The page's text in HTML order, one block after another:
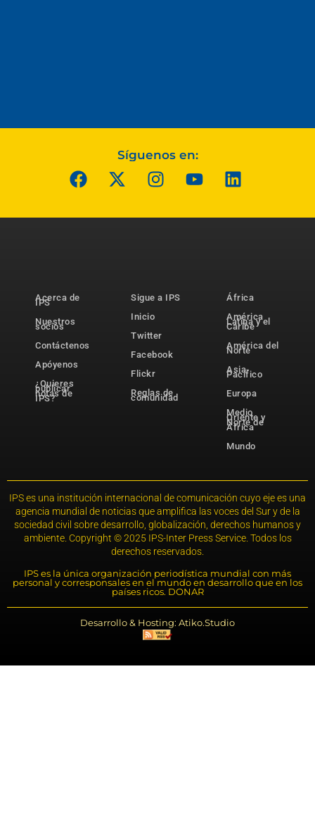
Síguenos en:
Acerca de
IPS
Nuestros
socios
Contáctenos
Apóyenos
¿Quieres
publicar
notas de
IPS?
Sigue a IPS
Inicio
Twitter
Facebook
Flickr
Reglas de
comunidad
África
América
Latina y el
Caribe
América del
Norte
Asia-
Pacífico
Europa
Medio
Oriente y
Norte de
África
Mundo
IPS es una institución internacional de comunicación cuyo eje es una
agencia mundial de noticias que amplifica las voces del Sur y de la
sociedad civil sobre desarrollo, globalización, derechos humanos y
ambiente. Copyright © 2025 IPS-Inter Press Service. Todos los
derechos reservados.
IPS es la única organización periodística mundial con más
personal y corresponsales en el mundo en desarrollo que en los
países ricos. DONAR
Desarrollo & Hosting: Atiko.Studio